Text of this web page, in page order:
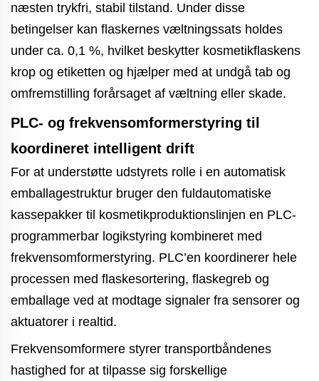
næsten trykfri, stabil tilstand. Under disse
betingelser kan flaskernes væltningssats holdes
under ca. 0,1 %, hvilket beskytter kosmetikflaskens
krop og etiketten og hjælper med at undgå tab og
omfremstilling forårsaget af væltning eller skade.
PLC- og frekvensomformerstyring til
koordineret intelligent drift
For at understøtte udstyrets rolle i en automatisk
emballagestruktur bruger den fuldautomatiske
kassepakker til kosmetikproduktionslinjen en PLC-
programmerbar logikstyring kombineret med
frekvensomformerstyring. PLC’en koordinerer hele
processen med flaskesortering, flaskegreb og
emballage ved at modtage signaler fra sensorer og
aktuatorer i realtid.
Frekvensomformere styrer transportbåndenes
hastighed for at tilpasse sig forskellige